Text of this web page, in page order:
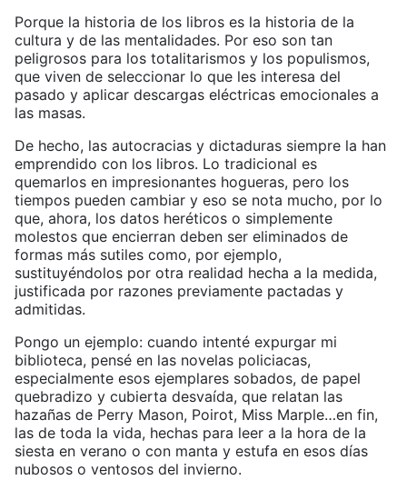
Porque la historia de los libros es la historia de la
cultura y de las mentalidades. Por eso son tan
peligrosos para los totalitarismos y los populismos,
que viven de seleccionar lo que les interesa del
pasado y aplicar descargas eléctricas emocionales a
las masas.
De hecho, las autocracias y dictaduras siempre la han
emprendido con los libros. Lo tradicional es
quemarlos en impresionantes hogueras, pero los
tiempos pueden cambiar y eso se nota mucho, por lo
que, ahora, los datos heréticos o simplemente
molestos que encierran deben ser eliminados de
formas más sutiles como, por ejemplo,
sustituyéndolos por otra realidad hecha a la medida,
justificada por razones previamente pactadas y
admitidas.
Pongo un ejemplo: cuando intenté expurgar mi
biblioteca, pensé en las novelas policiacas,
especialmente esos ejemplares sobados, de papel
quebradizo y cubierta desvaída, que relatan las
hazañas de Perry Mason, Poirot, Miss Marple…en fin,
las de toda la vida, hechas para leer a la hora de la
siesta en verano o con manta y estufa en esos días
nubosos o ventosos del invierno.